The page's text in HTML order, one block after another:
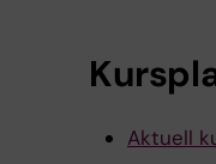
Aktuell